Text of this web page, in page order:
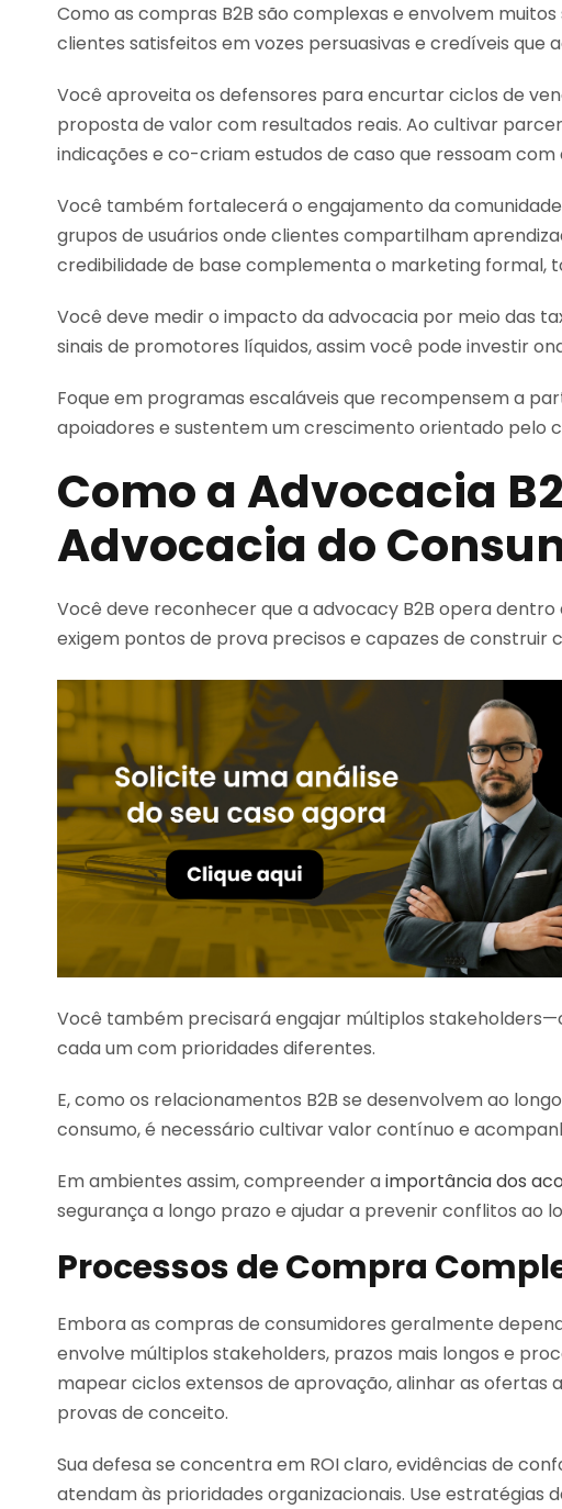
Como as compras B2B são complexas e envolvem
clientes satisfeitos em vozes persuasivas e credíveis que
Você aproveita os defensores para encurtar ciclos de
proposta de valor com resultados reais. Ao cultivar
indicações e co-criam estudos de caso que ressoam com
Você também fortalecerá o engajamento da
grupos de usuários onde clientes compartilham
credibilidade de base complementa o marketing formal,
Você deve medir o impacto da advocacia por meio das
sinais de promotores líquidos, assim você pode investir
Foque em programas escaláveis que recompensem a
apoiadores e sustentem um crescimento orientado pelo
Como a Advocacia
Advocacia do
Você deve reconhecer que a advocacy B2B opera
exigem pontos de prova precisos e capazes de construir
Você também precisará engajar múltiplos
cada um com prioridades diferentes.
E, como os relacionamentos B2B se desenvolvem ao
consumo, é necessário cultivar valor contínuo e
Em ambientes assim, compreender aimportância dos
segurança a longo prazo e ajudar a prevenir conflitos ao
Processos de Compra
Embora as compras de consumidores geralmente
envolve múltiplos stakeholders, prazos mais longos e
mapear ciclos extensos de aprovação, alinhar as ofertas
provas de conceito.
Sua defesa se concentra em ROI claro, evidências de
atendam às prioridades organizacionais. Use estratégias